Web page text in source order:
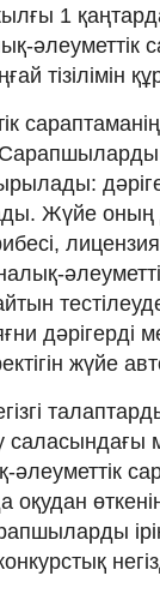
1
әлеуметтік
тізілімін
Жүйе
дәрігерді
жүйе